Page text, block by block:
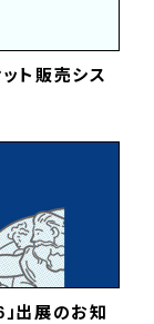
ト販売シス
出展のお知